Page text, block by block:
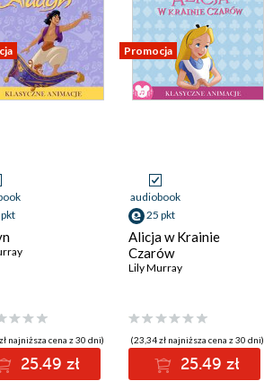
najniższa cena z 30 dni)
25.49 zł
Promocja
audiobook
25 pkt
Alicja w Krainie
Czarów
Lily Murray
(23,34 zł najniższa cena z 30 dni)
25.49 zł